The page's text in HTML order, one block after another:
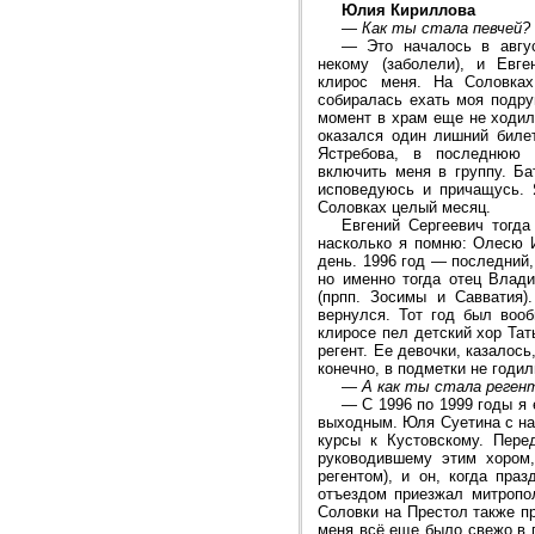
Юлия Кириллова
— Как ты стала певчей?
— Это началось в
некому (заболели), и
клирос меня. На
собиралась ехать моя
момент в храм еще не
оказался один лишний
Ястребова, в последнюю
включить меня в группу.
исповедуюсь и
Соловках целый месяц.
Евгений Сергеевич
насколько я помню: Олесю
день. 1996 год —
но именно тогда отец
(прпп. Зосимы и
вернулся. Тот год был
клиросе пел детский хор
регент. Ее девочки,
конечно, в подметки не
—А как ты стала
—С 1996 по 1999 годы я
выходным. Юля Суетина с
курсы к Кустовскому.
руководившему этим
регентом), и он, когда
отъездом приезжал
Соловки на Престол также
меня всё еще было свежо в